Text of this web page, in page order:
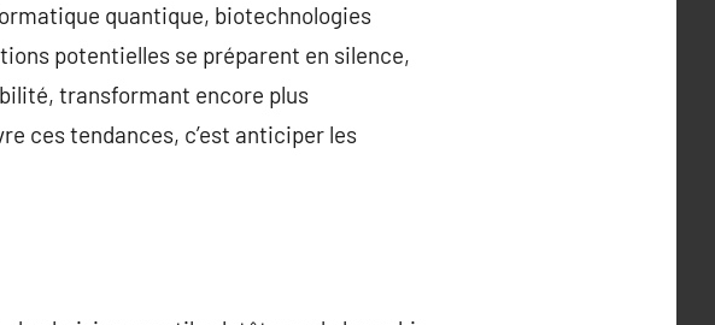
quantique, biotechnologies
potentielles se préparent en silence,
transformant encore plus
ces tendances, c’est anticiper les